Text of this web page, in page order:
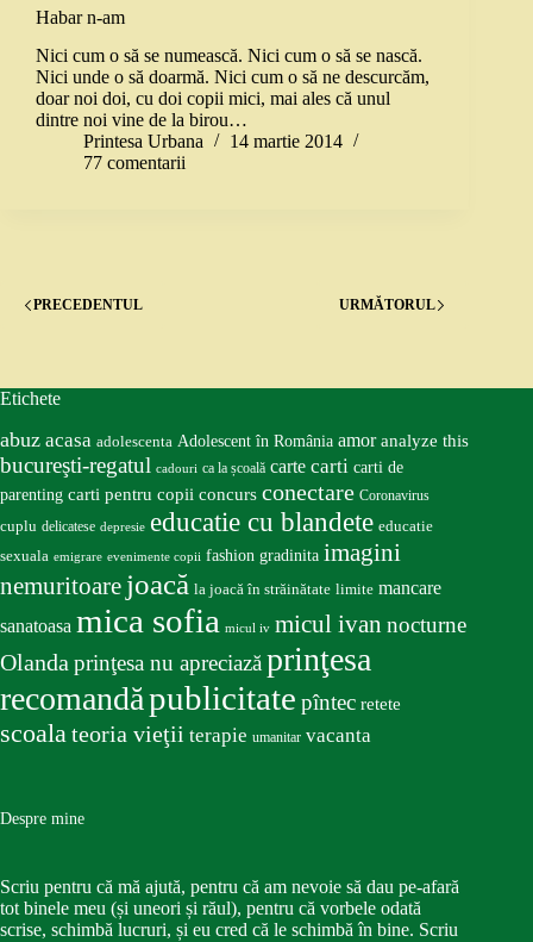
Habar n-am
Nici cum o să se numească. Nici cum o să se nască.
Nici unde o să doarmă. Nici cum o să ne descurcăm,
doar noi doi, cu doi copii mici, mai ales că unul
dintre noi vine de la birou…
Printesa Urbana
14 martie 2014
77 comentarii
PRECEDENTUL URMĂTORUL
Etichete
abuz acasa adolescenta Adolescent în România amor analyze this
bucureşti-regatul cadouri ca la școală carte carti carti de
parenting carti pentru copii concurs conectare Coronavirus
cuplu delicatese depresie educatie cu blandete educatie
sexuala emigrare evenimente copii fashion gradinita imagini
nemuritoare joacă la joacă în străinătate limite mancare
sanatoasa mica sofia micul iv micul ivan nocturne
Olandaprinţesa nu apreciazăprinţesa
recomandăpublicitate pîntec retete
scoalateoria vieţii terapie umanitar vacanta
Despre mine
Scriu pentru că mă ajută, pentru că am nevoie să dau pe-afară
tot binele meu (și uneori și răul), pentru că vorbele odată
scrise, schimbă lucruri, și eu cred că le schimbă în bine. Scriu